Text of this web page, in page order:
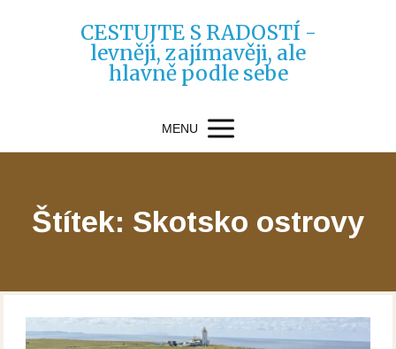
CESTUJTE S RADOSTÍ -
levněji, zajímavěji, ale
hlavně podle sebe
MENU
Štítek: Skotsko ostrovy